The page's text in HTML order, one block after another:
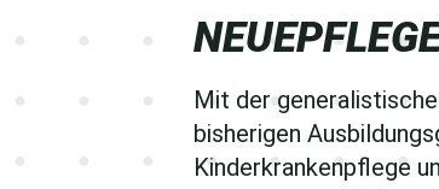
Mit der
bisherigen
Kinderkrankenpflege